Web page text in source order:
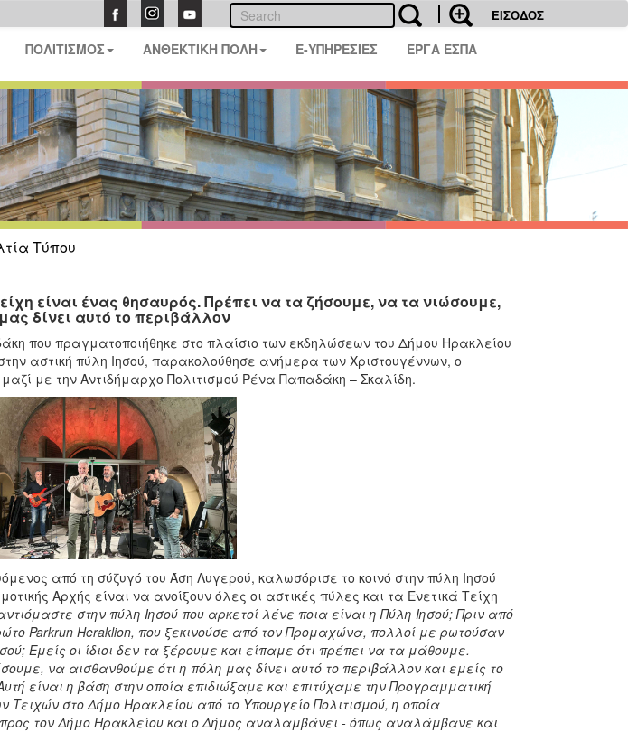
ΕΙΣΟΔΟΣ
ΠΟΛΙΤΙΣΜΟΣ ΑΝΘΕΚΤΙΚΗ ΠΟΛΗ E-ΥΠΗΡΕΣΙΕΣ ΕΡΓΑ ΕΣΠΑ
Τύπου
είναι ένας θησαυρός. Πρέπει να τα ζήσουμε, να τα νιώσουμε,
δίνει αυτό το περιβάλλον
που πραγματοποιήθηκε στο πλαίσιο των εκδηλώσεων του Δήμου Ηρακλείου
αστική πύλη Ιησού, παρακολούθησε ανήμερα των Χριστουγέννων, ο
με την Αντιδήμαρχο Πολιτισμού Ρένα Παπαδάκη – Σκαλίδη.
από τη σύζυγό του Άση Λυγερού, καλωσόρισε το κοινό στην πύλη Ιησού
Αρχής είναι να ανοίξουν όλες οι αστικές πύλες και τα Ενετικά Τείχη
στην πύλη Ιησού που αρκετοί λένε ποια είναι η Πύλη Ιησού; Πριν από
Parkrun Heraklion, που ξεκινούσε από τον Προμαχώνα, πολλοί με ρωτούσαν
Εμείς οι ίδιοι δεν τα ξέρουμε και είπαμε ότι πρέπει να τα μάθουμε.
να αισθανθούμε ότι η πόλη μας δίνει αυτό το περιβάλλον και εμείς το
είναι η βάση στην οποία επιδιώξαμε και επιτύχαμε την Προγραμματική
στο Δήμο Ηρακλείου από το Υπουργείο Πολιτισμού, η οποία
τον Δήμο Ηρακλείου και ο Δήμος αναλαμβάνει - όπως αναλάμβανε και